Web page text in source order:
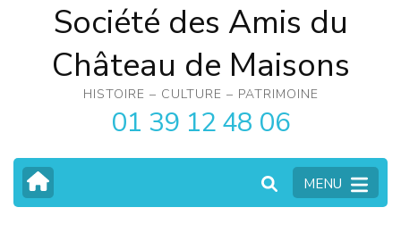
Société des Amis du
Château de Maisons
HISTOIRE – CULTURE – PATRIMOINE
01 39 12 48 06
MENU